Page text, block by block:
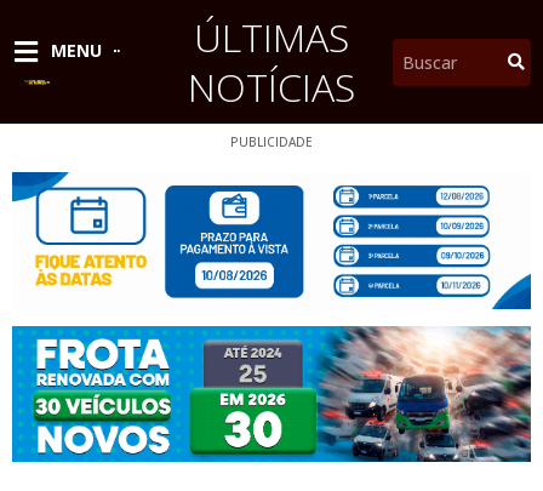
conteúdo
MENU
ÚLTIMAS
NOTÍCIAS
Pesquisar
PUBLICIDADE